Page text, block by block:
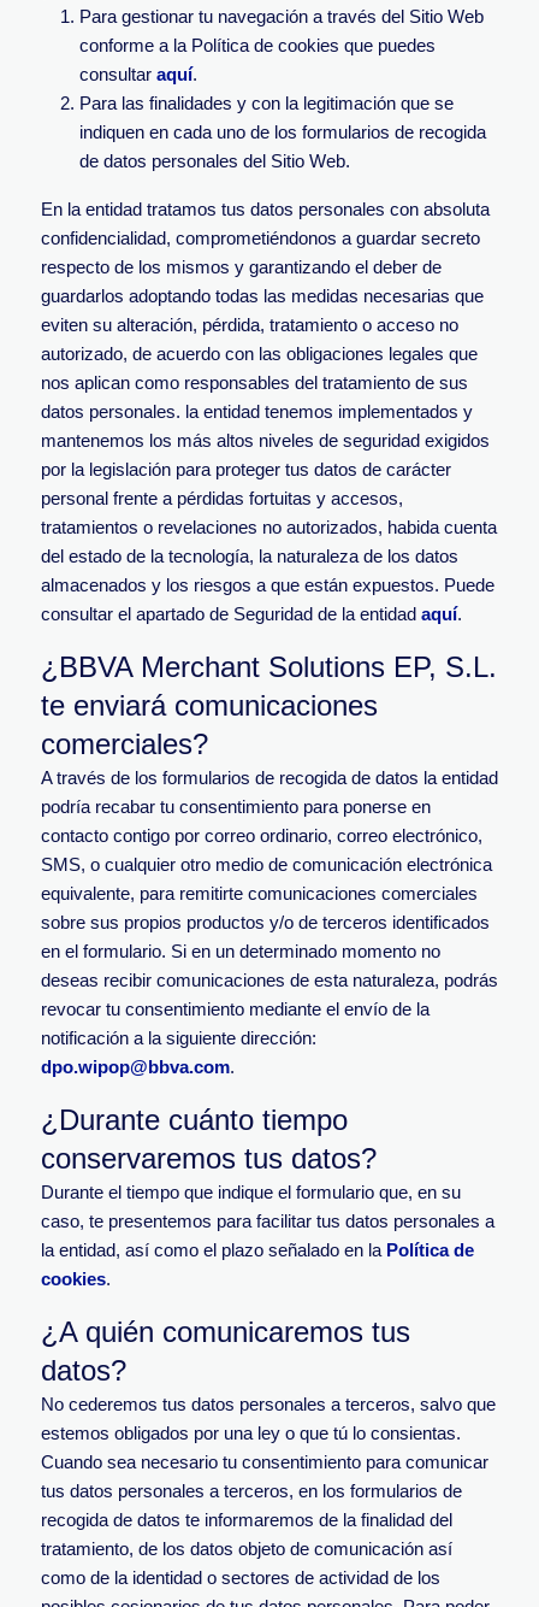
Para gestionar tu navegación a través del Sitio Web
conforme a la Política de cookies que puedes
consultar aquí.
Para las finalidades y con la legitimación que se
indiquen en cada uno de los formularios de recogida
de datos personales del Sitio Web.
En la entidad tratamos tus datos personales con absoluta
confidencialidad, comprometiéndonos a guardar secreto
respecto de los mismos y garantizando el deber de
guardarlos adoptando todas las medidas necesarias que
eviten su alteración, pérdida, tratamiento o acceso no
autorizado, de acuerdo con las obligaciones legales que
nos aplican como responsables del tratamiento de sus
datos personales. la entidad tenemos implementados y
mantenemos los más altos niveles de seguridad exigidos
por la legislación para proteger tus datos de carácter
personal frente a pérdidas fortuitas y accesos,
tratamientos o revelaciones no autorizados, habida cuenta
del estado de la tecnología, la naturaleza de los datos
almacenados y los riesgos a que están expuestos. Puede
consultar el apartado de Seguridad de la entidad aquí.
¿BBVA Merchant Solutions EP, S.L.
te enviará comunicaciones
comerciales?
A través de los formularios de recogida de datos la entidad
podría recabar tu consentimiento para ponerse en
contacto contigo por correo ordinario, correo electrónico,
SMS, o cualquier otro medio de comunicación electrónica
equivalente, para remitirte comunicaciones comerciales
sobre sus propios productos y/o de terceros identificados
en el formulario. Si en un determinado momento no
deseas recibir comunicaciones de esta naturaleza, podrás
revocar tu consentimiento mediante el envío de la
notificación a la siguiente dirección:
dpo.wipop@bbva.com.
¿Durante cuánto tiempo
conservaremos tus datos?
Durante el tiempo que indique el formulario que, en su
caso, te presentemos para facilitar tus datos personales a
la entidad, así como el plazo señalado en la Política de
cookies.
¿A quién comunicaremos tus
datos?
No cederemos tus datos personales a terceros, salvo que
estemos obligados por una ley o que tú lo consientas.
Cuando sea necesario tu consentimiento para comunicar
tus datos personales a terceros, en los formularios de
recogida de datos te informaremos de la finalidad del
tratamiento, de los datos objeto de comunicación así
como de la identidad o sectores de actividad de los